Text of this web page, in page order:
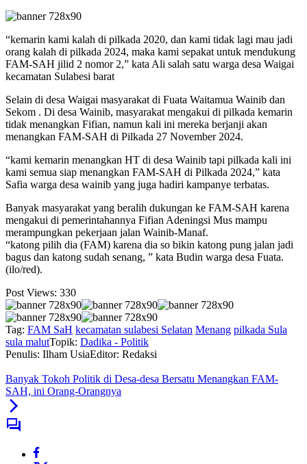
“kemarin kami kalah di pilkada 2020, dan kami tidak lagi mau jadi
orang kalah di pilkada 2024, maka kami sepakat untuk mendukung
FAM-SAH jilid 2 nomor 2,” kata Ali salah satu warga desa Waigai
kecamatan Sulabesi barat
Selain di desa Waigai masyarakat di Fuata Waitamua Wainib dan
Sekom . Di desa Wainib, masyarakat mengakui di pilkada kemarin
tidak menangkan Fifian, namun kali ini mereka berjanji akan
menangkan FAM-SAH di Pilkada 27 November 2024.
“kami kemarin menangkan HT di desa Wainib tapi pilkada kali ini
kami semua siap menangkan FAM-SAH di Pilkada 2024,” kata
Safia warga desa wainib yang juga hadiri kampanye terbatas.
Banyak masyarakat yang beralih dukungan ke FAM-SAH karena
mengakui di pemerintahannya Fifian Adeningsi Mus mampu
merampungkan pekerjaan jalan Wainib-Manaf.
“katong pilih dia (FAM) karena dia so bikin katong pung jalan jadi
bagus dan katong sudah senang, ” kata Budin warga desa Fuata.
(ilo/red).
Post Views: 330
Tag: FAM SaH kecamatan sulabesi Selatan Menang pilkada Sula
sula malutTopik: Dadika - Politik
Penulis: Ilham UsiaEditor: Redaksi
Banyak Tokoh Politik di Desa-desa Bersatu Menangkan FAM-
SAH, ini Orang-Orangnya